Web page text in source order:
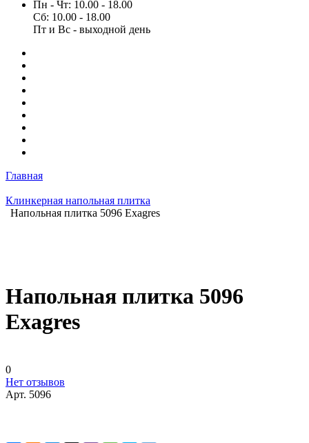
Пн - Чт: 10.00 - 18.00
Сб: 10.00 - 18.00
Пт и Вс - выходной день
Главная
Клинкерная напольная плитка
Напольная плитка 5096 Exagres
Напольная плитка 5096
Exagres
0
Нет отзывов
Арт. 5096